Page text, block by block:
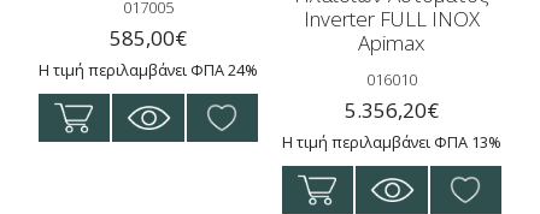
017005
585,00€
Η τιμή περιλαμβάνει ΦΠΑ 24%
Inverter FULL INOX
Apimax
016010
5.356,20€
Η τιμή περιλαμβάνει ΦΠΑ 13%